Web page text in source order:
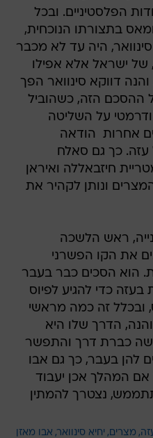
הפלסטיניים. ובכל
בתצורתו הנוכחית,
היה עד לא מכבר
ישראל אלא אפילו
דווקא סינוואר הפך
ההסכם הזה, כשהוביל
על השליטה
אחרות  הודאה
עזה. כך גם סאלח
חיזבאללה ואיראן
ונותן לקהיר את
ראש הלשכה
את הקו הפשרני
הוא הסכים כבר בעבר
כדי להגיע לפיוס
ובכלל זה כמה מראשי
הדרך שלו היא
כברת דרך והתפשר
להן בעבר, כך גם אבו
המהלך אכן יעבוד
נצטרך להמתין
מצרים יחיא סינוואר אבו מאזן